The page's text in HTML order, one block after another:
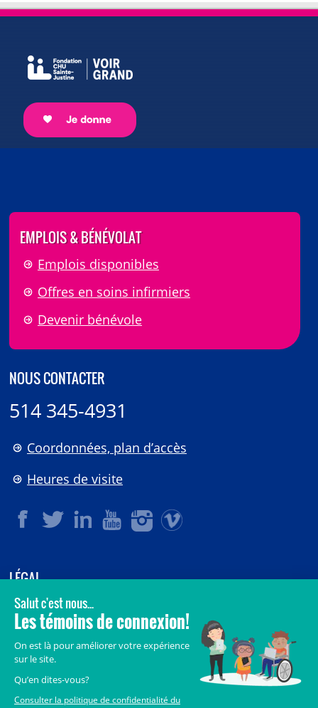
EMPLOIS & BÉNÉVOLAT
Emplois disponibles
Offres en soins infirmiers
Devenir bénévole
NOUS CONTACTER
514 345-4931
Coordonnées, plan d’accès
Heures de visite
LÉGAL
© 2006-2026CHU Sainte-Justine.
Tous droits réservés.
Crédits
Accès aux documents des organismes publics